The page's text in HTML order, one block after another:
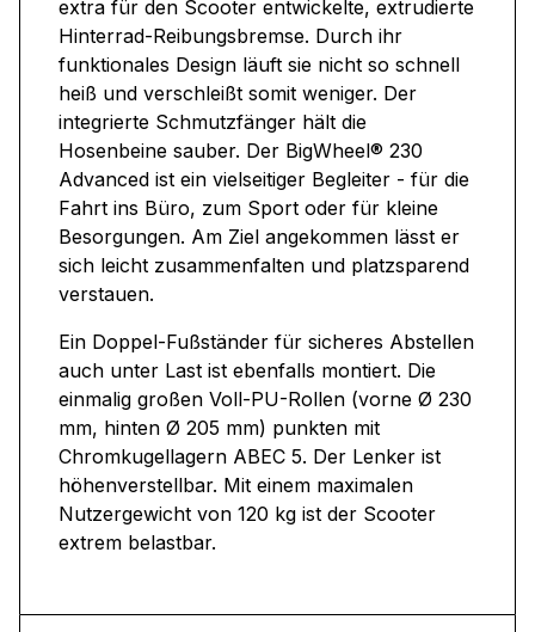
extra für den Scooter entwickelte, extrudierte
Hinterrad-Reibungsbremse. Durch ihr
funktionales Design läuft sie nicht so schnell
heiß und verschleißt somit weniger. Der
integrierte Schmutzfänger hält die
Hosenbeine sauber. Der BigWheel® 230
Advanced ist ein vielseitiger Begleiter - für die
Fahrt ins Büro, zum Sport oder für kleine
Besorgungen. Am Ziel angekommen lässt er
sich leicht zusammenfalten und platzsparend
verstauen.
Ein Doppel-Fußständer für sicheres Abstellen
auch unter Last ist ebenfalls montiert. Die
einmalig großen Voll-PU-Rollen (vorne Ø 230
mm, hinten Ø 205 mm) punkten mit
Chromkugellagern ABEC 5. Der Lenker ist
höhenverstellbar. Mit einem maximalen
Nutzergewicht von 120 kg ist der Scooter
extrem belastbar.